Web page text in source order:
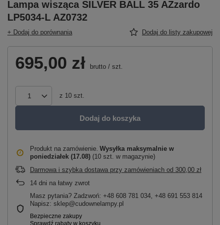
Lampa wisząca SILVER BALL 35 AZzardo
LP5034-L AZ0732
+ Dodaj do porównania Dodaj do listy zakupowej
695,00 zł brutto / szt.
z 10 szt.
Dodaj do koszyka
Produkt na zamówienie Wysyłka maksymalnie w
poniedziałek (17.08) (10 szt. w magazynie)
Darmowa i szybka dostawa przy zamówieniach od 300,00 zł
14 dni na łatwy zwrot
Masz pytania? Zadzwoń: +48 608 781 034, +48 691 553 814
Napisz: sklep@cudownelampy.pl